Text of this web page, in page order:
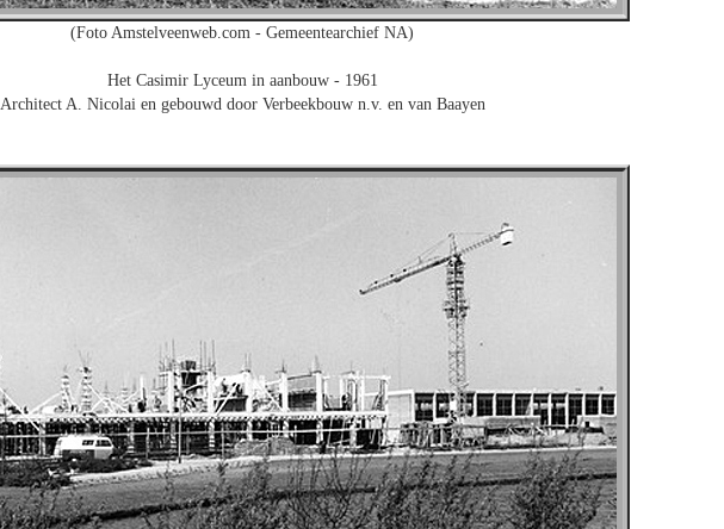
(Foto Amstelveenweb.com - Gemeentearchief NA)
Het Casimir Lyceum in aanbouw - 1961
Architect A. Nicolai en gebouwd door Verbeekbouw n.v. en van Baayen